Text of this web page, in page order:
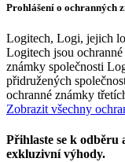
Prohlášení o ochranných
Logitech, Logi, jejich
Logitech jsou
známky společnosti
přidružených
ochranné známky
Zobrazit všechny
Přihlaste se k odběru
exkluzivní výhody.